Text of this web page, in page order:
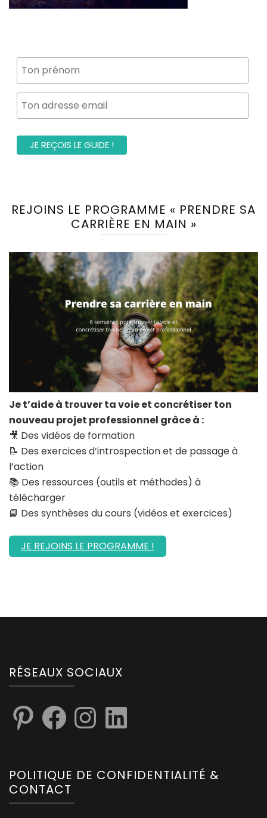
REJOINS LE PROGRAMME « PRENDRE SA
CARRIÈRE EN MAIN »
Je t’aide à trouver ta voie et concrétiser ton
nouveau projet professionnel grâce à :
🎥 Des vidéos de formation
📝 Des exercices d’introspection et de passage à
l’action
📚 Des ressources (outils et méthodes) à
télécharger
📘 Des synthèses du cours (vidéos et exercices)
JE REJOINS LE PROGRAMME !
RÉSEAUX SOCIAUX
POLITIQUE DE CONFIDENTIALITÉ &
CONTACT